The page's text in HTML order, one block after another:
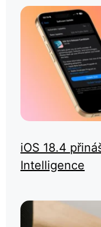
iOS 18.4
Intelligence